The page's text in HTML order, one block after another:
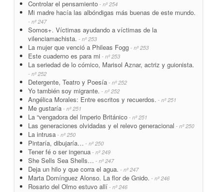
Controlar el pensamiento - nº 254
Mi madre hacía las albóndigas más buenas de este mundo.
- nº 247
Somos+. Víctimas ayudando a víctimas de la
vilenciamachista. - nº 253
La mujer que venció a Phileas Fogg - nº 253
Este cuaderno es para mi - nº 253
La seriedad de lo cómico, Marisol Aznar, actriz y guionista.
- nº 252
Detergente, Teatro y Poesía - nº 252
Yo también soy migrante. - nº 252
Angélica Morales: Entre escritos y recuerdos. - nº 251
Me gustaría - nº 251
La “vengadora del Imperio Británico - nº 251
Las generaciones olvidadas y el relevo generacional - nº 250
La intrusa - nº 250
Pintaría, dibujaría… - nº 250
Tener fé o ser ingenua - nº 249
She Sells Sea Shells… - nº 247
Deja un hilo y que corra el agua. - nº 247
Marta Domínguez Alonso. La flor de Gnido. - nº 246
Rosario del Olmo estuvo allí - nº 246